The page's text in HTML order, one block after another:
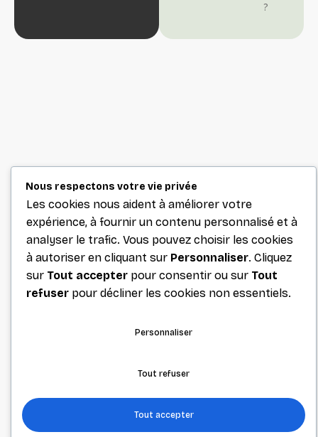
?
Nous respectons votre vie privée
Les cookies nous aident à améliorer votre
expérience, à fournir un contenu personnalisé et à
analyser le trafic. Vous pouvez choisir les cookies
à autoriser en cliquant sur Personnaliser. Cliquez
sur Tout accepter pour consentir ou sur Tout
refuser pour décliner les cookies non essentiels.
Personnaliser
Tout refuser
Tout accepter